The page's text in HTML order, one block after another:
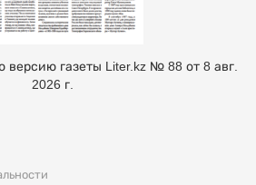
газеты Liter.kz № 88 от 8 авг.
2026 г.